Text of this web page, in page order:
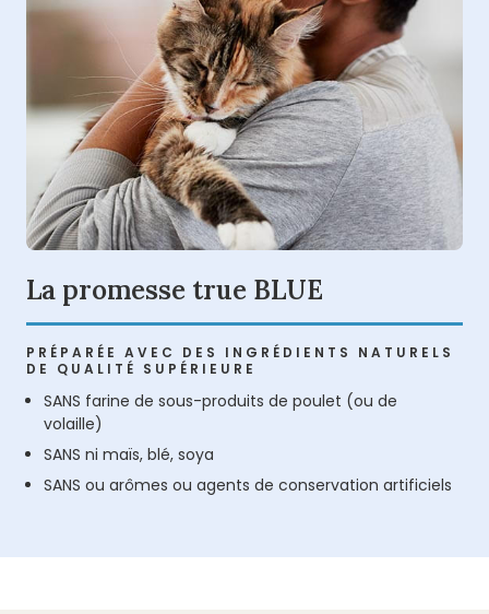
La promesse true BLUE
PRÉPARÉE AVEC DES INGRÉDIENTS NATURELS
DE QUALITÉ SUPÉRIEURE
SANS farine de sous-produits de poulet (ou de
volaille)
SANS ni maïs, blé, soya
SANS ou arômes ou agents de conservation artificiels